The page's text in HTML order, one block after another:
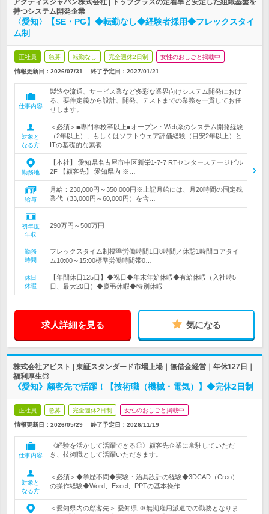
アクティスジャパン株式会社 | トップクラスの定着率と安定した組織基盤を
持つシステム開発企業
〈愛知〉【SE・PG】◆転勤なし◆経験者採用◆フレックスタイ
ム制
正社員 急募 転勤なし 完全週休2日制 女性のおしごと掲載中
情報更新日：2026/07/31 終了予定日： 2027/01/21
仕事内容
製造や流通、サービス業など多彩な業界向けシステム開発におけ
る、要件定義から設計、開発、テストまでの業務を一貫してお任
せします。
対象と
なる方
＜必須＞■専門学校卒以上■オープン・Web系のシステム開発経験
（2年以上）、もしくはソフトウェア評価経験（目安2年以上）と
ITの基礎的な素養
勤務地
【本社】 愛知県名古屋市中区新栄1-7-7 RTセンターステージビル
2F 【顧客先】 愛知県内 ※…
給与
月給：230,000円～350,000円※上記月給には、月20時間の固定残
業代（33,000円～60,000円）を含…
初年度
年収
290万円～500万円
勤務
時間
フレックスタイム制標準労働時間1日8時間／休憩1時間コアタイ
ム10:00～15:00標準労働時間帯0…
休日
休暇
【年間休日125日】◆祝日◆年末年始休暇◆有給休暇（入社時5
日、最大20日）◆慶弔休暇◆特別休暇
求人詳細を見る 気になる
株式会社アビスト | 東証スタンダード市場上場｜無借金経営｜年休127日｜
福利厚生◎
《愛知》顧客先で活躍！【技術職（機械・電気）】◆完休2日制
正社員 急募 完全週休2日制 女性のおしごと掲載中
情報更新日：2026/05/29 終了予定日： 2026/11/19
仕事内容
《経験を活かして活躍できる◎》顧客先企業に常駐していただ
き、技術職として活躍いただきます。
対象と
なる方
＜必須＞◆学歴不問◆実験・治具設計の経験◆3DCAD（Creo）
の操作経験◆Word、Excel、PPTの基本操作
＜愛知県内の顧客先＞ 愛知県 ※無期雇用派遣での勤務となりま